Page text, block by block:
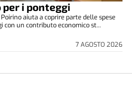
per i ponteggi
7 AGOSTO 2026
aiuta a coprire parte delle spese
con un contributo economico st...